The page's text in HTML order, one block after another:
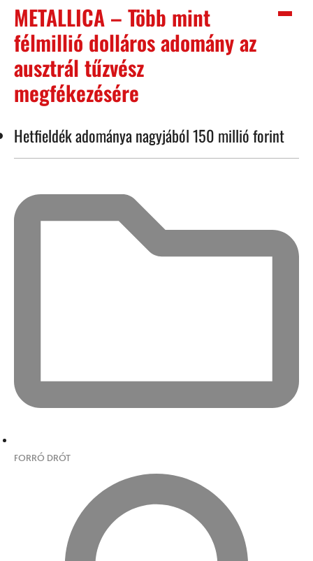
METALLICA – Több mint
félmillió dolláros adomány az
ausztrál tűzvész
megfékezésére
Hetfieldék adománya nagyjából 150 millió forint
FORRÓ DRÓT